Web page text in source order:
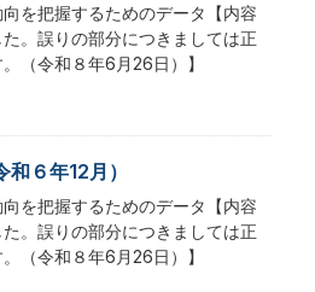
を把握するためのデータ【内容
。誤りの部分につきましては正
（令和８年6月26日）】
６年12月）
を把握するためのデータ【内容
。誤りの部分につきましては正
（令和８年6月26日）】